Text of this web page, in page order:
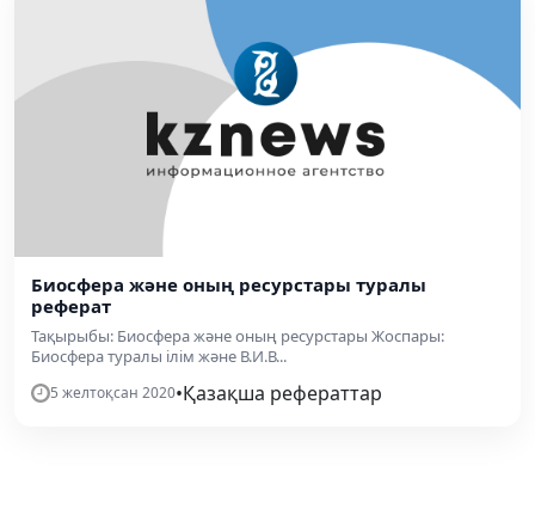
Биосфера және оның ресурстары туралы
реферат
Тақырыбы: Биосфера және оның ресурстары Жоспары:
Биосфера туралы ілім және В.И.В...
5 желтоқсан 2020•Қазақша рефераттар